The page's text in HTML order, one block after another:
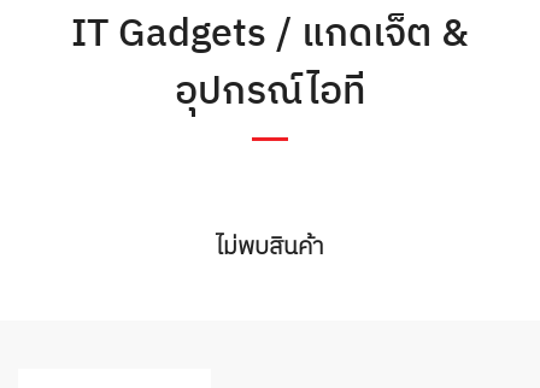
IT Gadgets / แกดเจ็ต &
อุปกรณ์ไอที
ไม่พบสินค้า